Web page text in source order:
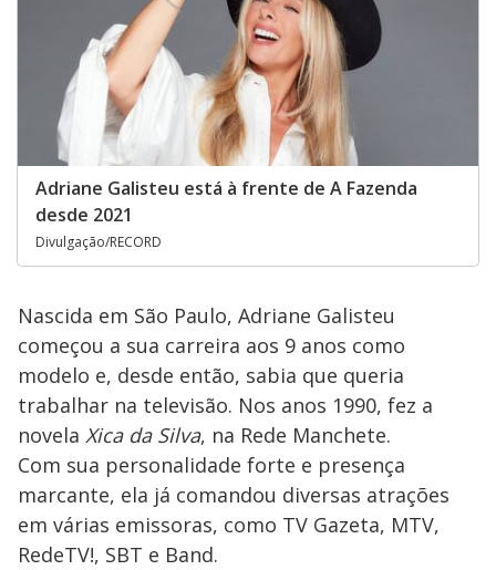
Adriane Galisteu está à frente de A Fazenda
desde 2021
Divulgação/RECORD
Nascida em São Paulo, Adriane Galisteu
começou a sua carreira aos 9 anos como
modelo e, desde então, sabia que queria
trabalhar na televisão. Nos anos 1990, fez a
novela Xica da Silva, na Rede Manchete.
Com sua personalidade forte e presença
marcante, ela já comandou diversas atrações
em várias emissoras, como TV Gazeta, MTV,
RedeTV!, SBT e Band.